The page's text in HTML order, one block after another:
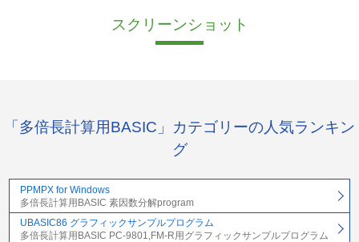
スクリーンショット
「多倍長計算用BASIC」カテゴリーの人気ランキン
グ
PPMPX for Windows
多倍長計算用BASIC 素因数分解program
UBASIC86 グラフィックサンプルプログラム
多倍長計算用BASIC PC-9801,FM-R用グラフィックサンプルプログラム